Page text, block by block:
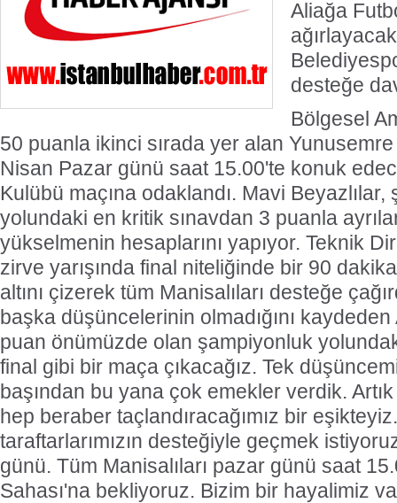
Aliağa
desteğe
Bölgesel
50 puanla ikinci sırada yer alan
Nisan Pazar günü saat 15.00'te konuk
Kulübü maçına odaklandı. Mavi
yolundaki en kritik sınavdan 3 puanla
yükselmenin hesaplarını yapıyor. Teknik
zirve yarışında final niteliğinde bir 90
altını çizerek tüm Manisalıları desteğe
başka düşüncelerinin olmadığını
puan önümüzde olan şampiyonluk
final gibi bir maça çıkacağız. Tek
başından bu yana çok emekler verdik.
hep beraber taçlandıracağımız bir
taraftarlarımızın desteğiyle geçmek
günü. Tüm Manisalıları pazar günü saat
Sahası'na bekliyoruz. Bizim bir hayalimiz